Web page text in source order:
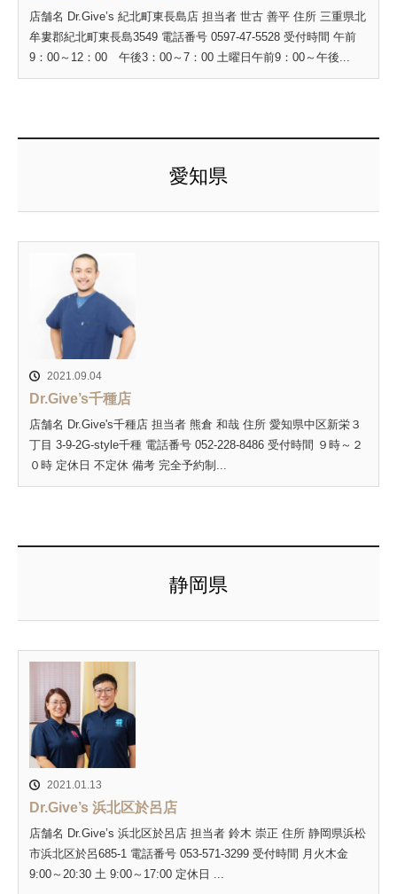
店舗名 Dr.Give’s 紀北町東長島店 担当者 世古 善平 住所 三重県北
牟婁郡紀北町東長島3549 電話番号 0597-47-5528 受付時間 午前
9：00～12：00 午後3：00～7：00 土曜日午前9：00～午後...
愛知県
2021.09.04
Dr.Give’s千種店
店舗名 Dr.Give's千種店 担当者 熊倉 和哉 住所 愛知県中区新栄３
丁目 3-9-2G-style千種 電話番号 052-228-8486 受付時間 ９時～２
０時 定休日 不定休 備考 完全予約制...
静岡県
2021.01.13
Dr.Give’s 浜北区於呂店
店舗名 Dr.Give’s 浜北区於呂店 担当者 鈴木 崇正 住所 静岡県浜松
市浜北区於呂685-1 電話番号 053-571-3299 受付時間 月火木金
9:00～20:30 土 9:00～17:00 定休日 ...